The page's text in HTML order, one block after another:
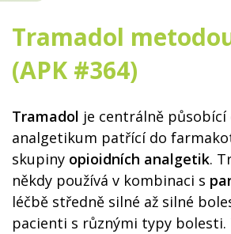
Tramadol
(APK #364)
Tramadol je centrálně
analgetikum patřící do
skupiny opioidních analgetik.
někdy používá v kombinaci s
léčbě středně silné až silné
pacienti s různými typy bolesti.